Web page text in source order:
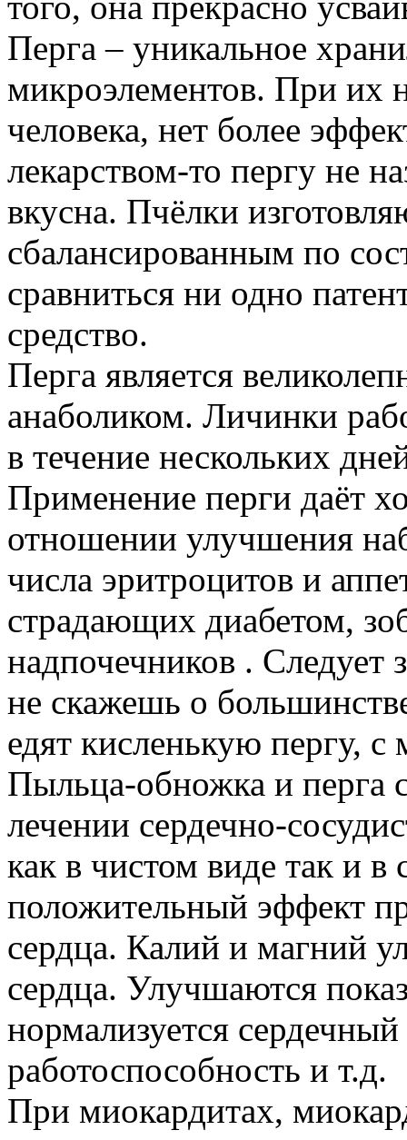
Перга – уникальное
микроэлементов. При их
человека, нет более
лекарством-то пергу не
вкусна. Пчёлки
сбалансированным по
сравниться ни одно
средство.
Перга является
анаболиком. Личинки
в течение нескольких
Применение перги даёт
отношении улучшения
числа эритроцитов и
страдающих диабетом,
надпочечников . Следует
не скажешь о
едят кисленькую пергу,
Пыльца-обножка и перга
лечении сердечно-
как в чистом виде так и в
положительный эффект
сердца. Калий и магний
сердца. Улучшаются
нормализуется
работоспособность и т.д.
При миокардитах,